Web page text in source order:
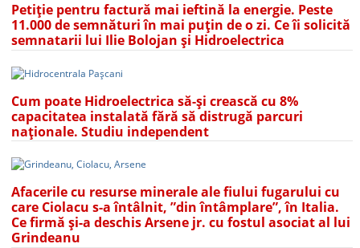
Petiție pentru factură mai ieftină la energie. Peste
11.000 de semnături în mai puțin de o zi. Ce îi solicită
semnatarii lui Ilie Bolojan și Hidroelectrica
Cum poate Hidroelectrica să-și crească cu 8%
capacitatea instalată fără să distrugă parcuri
naționale. Studiu independent
Afacerile cu resurse minerale ale fiului fugarului cu
care Ciolacu s-a întâlnit, ”din întâmplare”, în Italia.
Ce firmă și-a deschis Arsene jr. cu fostul asociat al lui
Grindeanu